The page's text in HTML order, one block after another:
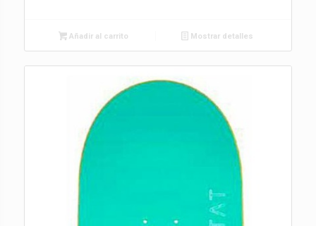
Añadir al carrito Mostrar detalles